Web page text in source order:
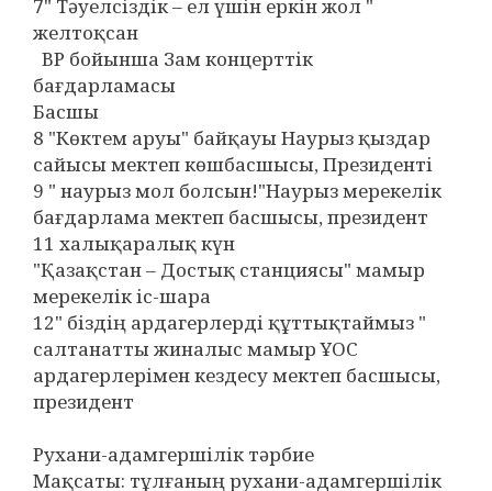
7" Тәуелсіздік – ел үшін еркін жол "
желтоқсан
ВР бойынша Зам концерттік
бағдарламасы
Басшы
8 "Көктем аруы" байқауы Наурыз қыздар
сайысы мектеп көшбасшысы, Президенті
9 " наурыз мол болсын!"Наурыз мерекелік
бағдарлама мектеп басшысы, президент
11 халықаралық күн
"Қазақстан – Достық станциясы" мамыр
мерекелік іс-шара
12" біздің ардагерлерді құттықтаймыз "
салтанатты жиналыс мамыр ҰОС
ардагерлерімен кездесу мектеп басшысы,
президент
Рухани-адамгершілік тәрбие
Мақсаты: тұлғаның рухани-адамгершілік